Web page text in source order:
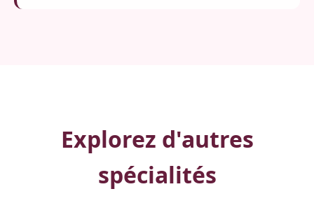
Explorez d'autres
spécialités